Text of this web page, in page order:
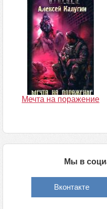
Мечта на поражение
Мы в
Вконтакте